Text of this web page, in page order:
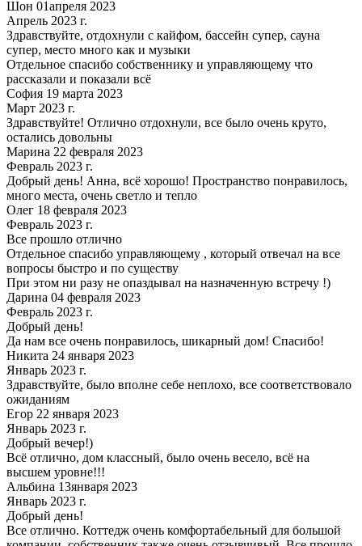
Шон 01апреля 2023
Апрель 2023 г.
Здравствуйте, отдохнули с кайфом, бассейн супер, сауна
супер, место много как и музыки
Отдельное спасибо собственнику и управляющему что
рассказали и показали всё
София 19 марта 2023
Март 2023 г.
Здравствуйте! Отлично отдохнули, все было очень круто,
остались довольны
Марина 22 февраля 2023
Февраль 2023 г.
Добрый день! Анна, всё хорошо! Пространство понравилось,
много места, очень светло и тепло
Олег 18 февраля 2023
Февраль 2023 г.
Все прошло отлично
Отдельное спасибо управляющему , который отвечал на все
вопросы быстро и по существу
При этом ни разу не опаздывал на назначенную встречу !)
Дарина 04 февраля 2023
Февраль 2023 г.
Добрый день!
Да нам все очень понравилось, шикарный дом! Спасибо!
Никита 24 января 2023
Январь 2023 г.
Здравствуйте, было вполне себе неплохо, все соответствовало
ожиданиям
Егор 22 января 2023
Январь 2023 г.
Добрый вечер!)
Всё отлично, дом классный, было очень весело, всё на
высшем уровне!!!
Альбина 13января 2023
Январь 2023 г.
Добрый день!
Все отлично. Коттедж очень комфортабельный для большой